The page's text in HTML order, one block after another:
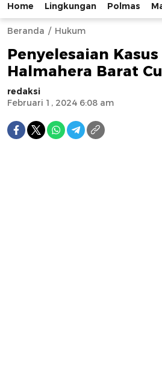
tivanusantara.com
Berita Nusantara
Home Lingkungan Polmas
Beranda Hukum
Penyelesaian
Halmahera Barat
redaksi
Februari 1, 2024 6:08 am